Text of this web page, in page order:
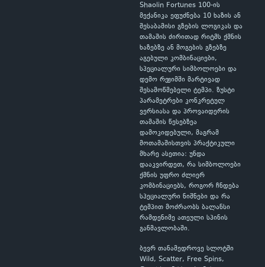
Shaolin Fortunes 100-ის
მექანიკა ეფუძნება 10 ხაზის ან
შესაბამისი გზების ლოგიკას და
თამაშის ძირითად რიტმს ქმნის
ხაზებზე ან მოგების გზებზე
აგებული კომბინაციები,
სპეციალური სიმბოლოები და
დემო რეჟიმში მარტივად
შესამოწმებელი ტემპი. ზუსტი
პარამეტრები კონკრეტულ
ვერსიასა და პროვაიდერის
თამაშის წესებზეა
დამოკიდებული, მაგრამ
მოთამაშისთვის პრაქტიკული
მხარე ასეთია: უნდა
დააკვირდეთ, რა სიმბოლოები
ქმნის უფრო ძლიერ
კომბინაციებს, როგორ ჩნდება
სპეციალური ნიშნები და რა
ტემპით მოძრაობს ბალანსი
რამდენიმე ათეული სპინის
განმავლობაში.
ბევრ თანამედროვე სლოტში
Wild, Scatter, Free Spins,